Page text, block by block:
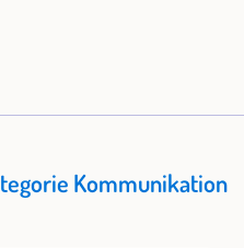
Kommunikation